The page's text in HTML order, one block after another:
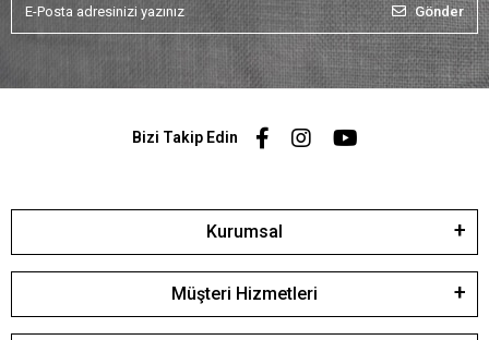
Gönder
Bizi Takip Edin
Kurumsal
Müşteri Hizmetleri